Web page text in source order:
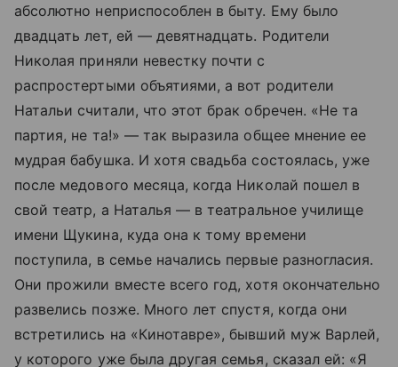
абсолютно неприспособлен в быту. Ему было
двадцать лет, ей — девятнадцать. Родители
Николая приняли невестку почти с
распростертыми объятиями, а вот родители
Натальи считали, что этот брак обречен. «Не та
партия, не та!» — так выразила общее мнение ее
мудрая бабушка. И хотя свадьба состоялась, уже
после медового месяца, когда Николай пошел в
свой театр, а Наталья — в театральное училище
имени Щукина, куда она к тому времени
поступила, в семье начались первые разногласия.
Они прожили вместе всего год, хотя окончательно
развелись позже. Много лет спустя, когда они
встретились на «Кинотавре», бывший муж Варлей,
у которого уже была другая семья, сказал ей: «Я